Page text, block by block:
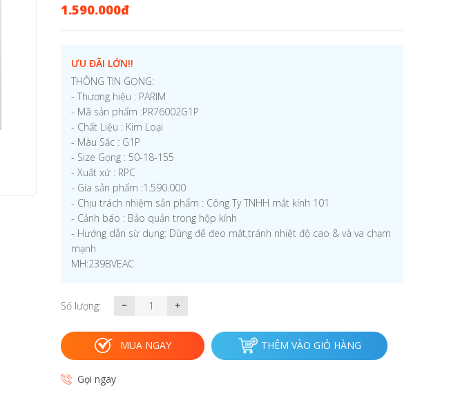
1.590.000đ
ƯU ĐÃI LỚN!!
THÔNG TIN GỌNG:
- Thương hiệu : PARIM
- Mã sản phẩm :PR76002G1P
- Chất Liệu : Kim Loại
- Màu Sắc : G1P
- Size Gọng : 50-18-155
- Xuất xứ : RPC
- Gía sản phẩm :1.590.000
- Chịu trách nhiệm sản phẩm : Công Ty TNHH mắt kính 101
- Cảnh báo : Bảo quản trong hộp kính
- Hướng dẫn sừ dụng: Dùng để đeo mắt,tránh nhiệt độ cao & và va chạm
mạnh
MH:239BVEAC
Số lượng:
MUA NGAY THÊM VÀO GIỎ HÀNG
Gọi ngay